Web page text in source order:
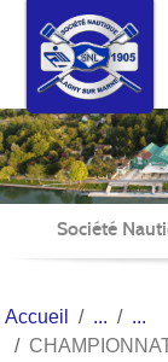
Société
Accueil
Panneau de